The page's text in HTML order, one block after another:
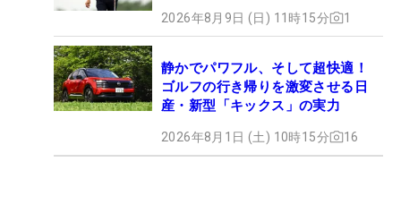
2026年8月9日 (日) 11時15分 1
静かでパワフル、そして超快適！
ゴルフの行き帰りを激変させる日
産・新型「キックス」の実力
2026年8月1日 (土) 10時15分 16